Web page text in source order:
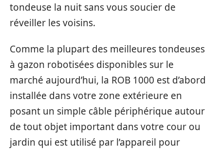
tondeuse la nuit sans vous soucier de
réveiller les voisins.
Comme la plupart des meilleures tondeuses
à gazon robotisées disponibles sur le
marché aujourd’hui, la ROB 1000 est d’abord
installée dans votre zone extérieure en
posant un simple câble périphérique autour
de tout objet important dans votre cour ou
jardin qui est utilisé par l’appareil pour